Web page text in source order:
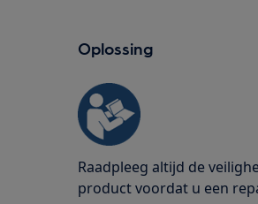
Oplossing
Raadpleeg altijd de
product voordat u een